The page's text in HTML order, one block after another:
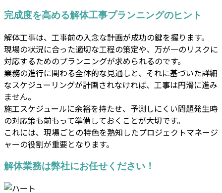
完成度を高める解体工事プランニングのヒント
解体工事は、工事前の入念な計画が成功の鍵を握ります。
現場の状況に合った適切な工程の策定や、万が一のリスクに
対応するためのプランニングが求められるのです。
業務の進行に関わる全体的な見通しと、それに基づいた詳細
なスケジューリングが計画されなければ、工事は円滑に進み
ません。
施工スケジュールに余裕を持たせ、予測しにくい問題発生時
の対応策も前もって準備しておくことが大切です。
これには、現場ごとの特色を熟知したプロジェクトマネージ
ャーの役割が重要となります。
解体業務は弊社にお任せください！